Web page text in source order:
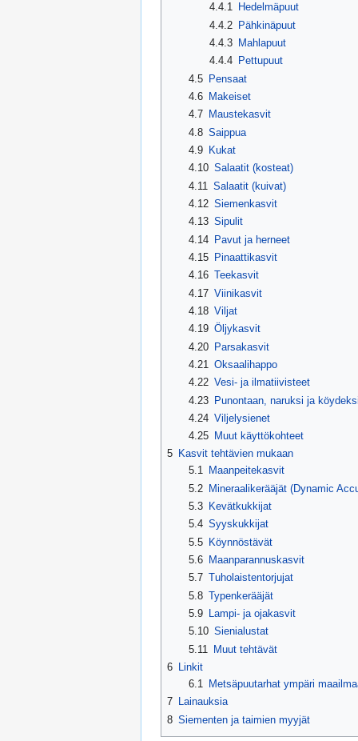
4.4.1 Hedelmäpuut
4.4.2 Pähkinäpuut
4.4.3 Mahlapuut
4.4.4 Pettupuut
4.5 Pensaat
4.6
Makeiset
4.7
Maustekasvit
4.8 Saippua
4.9
Kukat
4.10 Salaatit (kosteat)
4.11 Salaatit (kuivat)
4.12 Siemenkasvit
4.13 Sipulit
4.14 Pavut ja herneet
4.15
Pinaattikasvit
4.16 Teekasvit
4.17 Viinikasvit
4.18 Viljat
4.19 Öljykasvit
4.20 Parsakasvit
4.21
Oksaalihappo
4.22 Vesi- ja ilmatiivisteet
4.23 Punontaan, naruksi ja
4.24 Viljelysienet
4.25
Muut käyttökohteet
5 Kasvit tehtävien mukaan
5.1
Maanpeitekasvit
5.2
Mineraalikerääjät (Dynamic
5.3
Kevätkukkijat
5.4 Syyskukkijat
5.5
Köynnöstävät
5.6
Maanparannuskasvit
5.7 Tuholaistentorjujat
5.8 Typenkerääjät
5.9
Lampi- ja ojakasvit
5.10 Sienialustat
5.11
Muut tehtävät
6 Linkit
6.1
Metsäpuutarhat ympäri
7 Lainauksia
8 Siementen ja taimien myyjät